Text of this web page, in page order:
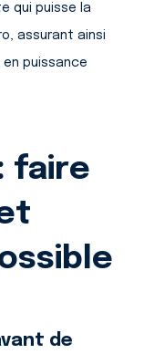
qui puisse la
assurant ainsi
puissance
faire
de